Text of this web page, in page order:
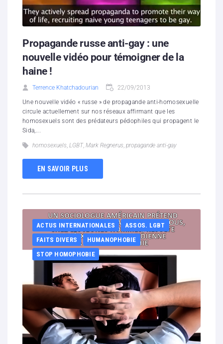
Propagande russe anti-gay : une
nouvelle vidéo pour témoigner de la
haine !
Terrence Khatchadourian 22/09/2013
Une nouvelle vidéo « russe » de propagande anti-homosexuelle
circule actuellement sur nos réseaux affirmant que les
homosexuels sont des prédateurs pédophiles qui propagent le
Sida,...
homosexuels, LGBT, Mark Regnerus, propagande anti-gay
EN SAVOIR PLUS
ACTUS INTERNATIONALES
ASSOS. LGBT
FAITS DIVERS
HUMANOPHOBIE
STOP HOMOPHOBIE